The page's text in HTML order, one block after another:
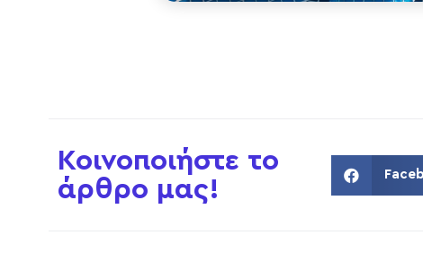
Κοινοποιήστε το
άρθρο μας!